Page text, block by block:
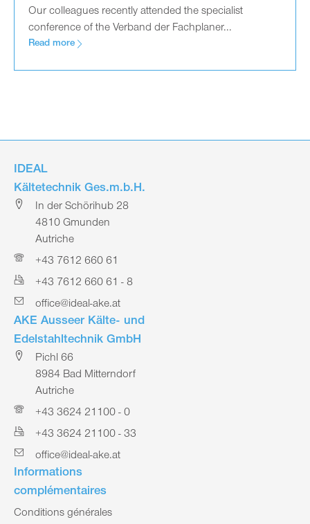
Our colleagues recently attended the specialist
conference of the Verband der Fachplaner...
Read more
IDEAL
Kältetechnik Ges.m.b.H.
In der Schörihub 28
4810 Gmunden
Autriche
+43 7612 660 61
+43 7612 660 61 - 8
office@ideal-ake.at
AKE Ausseer Kälte- und
Edelstahltechnik GmbH
Pichl 66
8984 Bad Mitterndorf
Autriche
+43 3624 21100 - 0
+43 3624 21100 - 33
office@ideal-ake.at
Informations
complémentaires
Conditions générales